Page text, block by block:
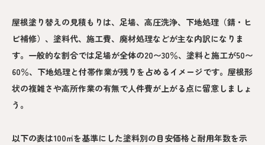
屋根塗り替えの見積もりは、足場、高圧洗浄、下地処理（錆・ヒ
ビ補修）、塗料代、施工費、廃材処理などが主な内訳になりま
す。一般的な割合では足場が全体の20〜30％、塗料と施工が50〜
60％、下地処理と付帯作業が残りを占めるイメージです。屋根形
状の複雑さや高所作業の有無で人件費が上がる点に留意しましょ
う。
以下の表は100㎡を基準にした塗料別の目安価格と耐用年数を示